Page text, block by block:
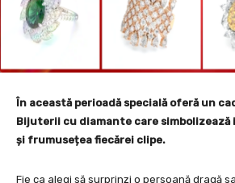
În această perioadă specială oferă un
Bijuterii cu diamante care simbolizează
și frumusețea fiecărei clipe.
Fie ca alegi să surprinzi o persoană dragă